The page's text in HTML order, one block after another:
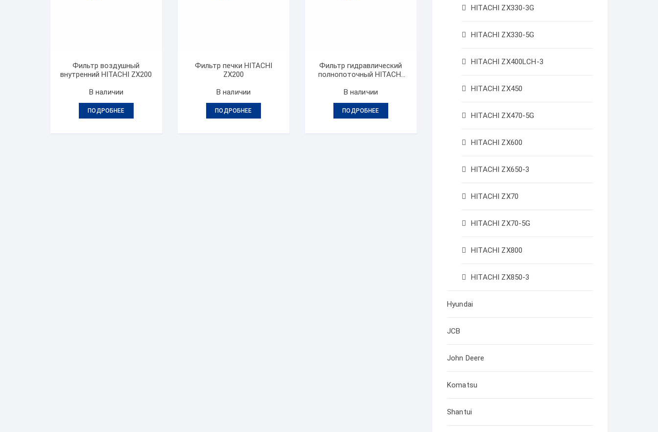
Фильтр воздушный
внутренний HITACHI ZX200
В наличии
ПОДРОБНЕЕ
Фильтр печки HITACHI
ZX200
В наличии
ПОДРОБНЕЕ
Фильтр гидравлический
полнопоточный HITACHI
В наличии
ПОДРОБНЕЕ
HITACHI ZX330-3G
HITACHI ZX330-5G
HITACHI ZX400LCH-3
HITACHI ZX450
HITACHI ZX470-5G
HITACHI ZX600
HITACHI ZX650-3
HITACHI ZX70
HITACHI ZX70-5G
HITACHI ZX800
HITACHI ZX850-3
Hyundai
JCB
John Deere
Komatsu
Shantui